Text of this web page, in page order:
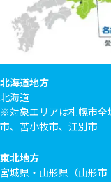
北海道地方
北海道
※対象エリアは札幌市全
市、苫小牧市、江別市
東北地方
宮城県・山形県（山形市